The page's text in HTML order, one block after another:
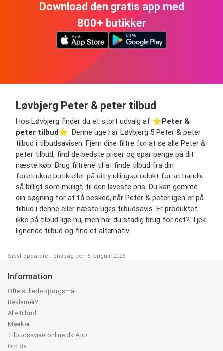
Download den gratis app med
800+ butikker
Løvbjerg Peter & peter tilbud
Hos Løvbjerg finder du et stort udvalg af ⭐️Peter &
peter tilbud⭐️. Denne uge har Løvbjerg 5 Peter & peter
tilbud i tilbudsavisen. Fjern dine filtre for at se alle Peter &
peter tilbud, find de bedste priser og spar penge på dit
næste køb. Brug filtrene til at finde tilbud fra din
foretrukne butik eller på dit yndlingsprodukt for at handle
så billigt som muligt, til den laveste pris. Du kan gemme
din søgning for at få besked, når Peter & peter igen er på
tilbud i denne eller næste uges tilbudsavis. Er produktet
ikke på tilbud lige nu, men har du stadig brug for det? Tjek
lignende tilbud og find et alternativ.
Sidst opdateret: onsdag den 5. august 2026
Information
Ofte stillede spørgsmål
Reklamér?
Alle tilbud
Mærker
Tilbudsaviseronline.dk App
Om os